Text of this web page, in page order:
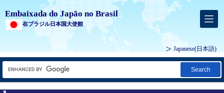
Embaixada do Japão no Brasil
在ブラジル日本国大使館
Japanese(日本語)
Search